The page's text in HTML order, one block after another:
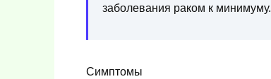
заболевания раком к минимуму.
Симптомы